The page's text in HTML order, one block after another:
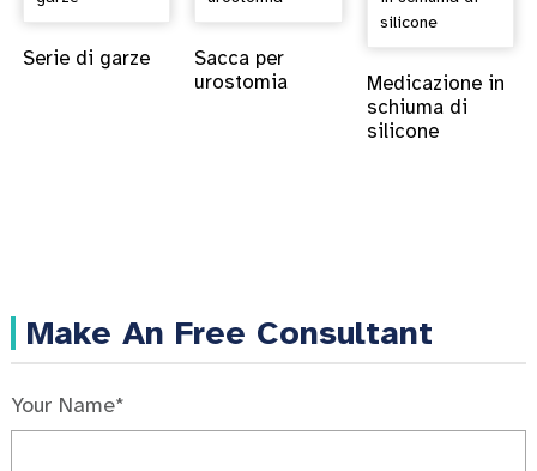
Serie di garze
Sacca per
urostomia
Medicazione in
schiuma di
silicone
Make An Free Consultant
Your Name*